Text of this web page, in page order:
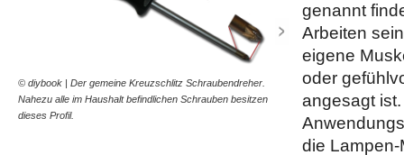
© diybook | Der gemeine Kreuzschlitz Schraubendreher.
Nahezu alle im Haushalt befindlichen Schrauben besitzen
dieses Profil.
© diybook | Ein
mit einer bis zur Spitze
genannt
Arbeiten
eigene
oder
angesagt
die